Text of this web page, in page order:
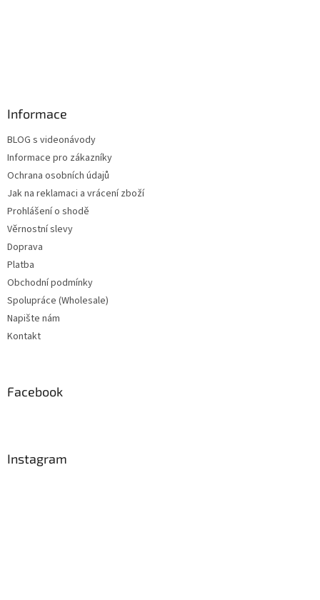
Informace
BLOG s videonávody
Informace pro zákazníky
Ochrana osobních údajů
Jak na reklamaci a vrácení zboží
Prohlášení o shodě
Věrnostní slevy
Doprava
Platba
Obchodní podmínky
Spolupráce (Wholesale)
Napište nám
Kontakt
Facebook
Instagram